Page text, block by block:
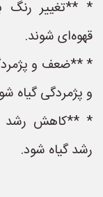
* **تغییر رنگ
قهوه‌ای شوند.
* **ضعف و
و پژمردگی گیاه
* **کاهش رشد
رشد گیاه شود.